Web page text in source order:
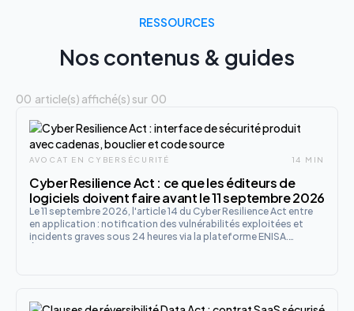
RESSOURCES
Nos contenus & guides
00 article(s) affiché(s) sur 00
AVOCAT EN CYBERSÉCURITÉ 14 MIN
Cyber Resilience Act : ce que les éditeurs de
logiciels doivent faire avant le 11 septembre 2026
Le 11 septembre 2026, l'article 14 du Cyber Resilience Act entre
en application : notification des vulnérabilités exploitées et
incidents graves sous 24 heures via la plateforme ENISA.